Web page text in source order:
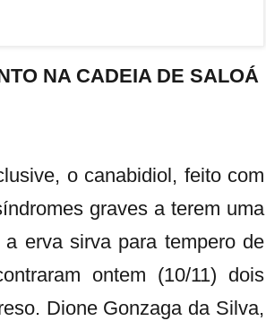
NA CADEIA DE SALOÁ
o canabidiol, feito com
graves a terem uma
erva sirva para tempero de
ontem (10/11) dois
Dione Gonzaga da Silva,